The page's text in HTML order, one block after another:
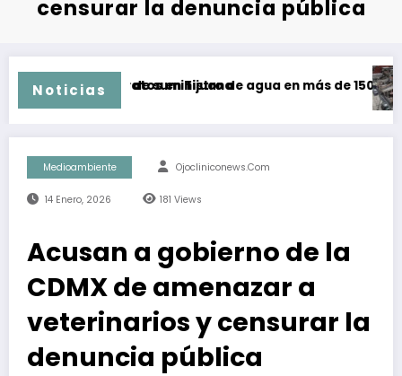
censurar la denuncia pública
Noticias
y malos tratos en Tijuana
de suministro de agua en más de 150
Medioambiente Ojocliniconews.com
14 Enero, 2026 181 Views
Acusan a gobierno de la
CDMX de amenazar a
veterinarios y censurar la
denuncia pública